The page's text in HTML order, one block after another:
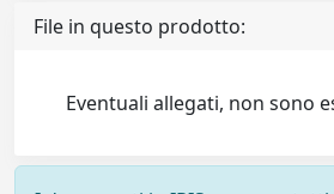
File in questo prodotto:
Eventuali allegati, non sono